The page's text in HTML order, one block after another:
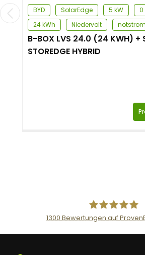
BYD SolarEdge 5 kW
0
24 kWh
Niedervolt
B-BOX LVS 24.0 (24 KWH) +
STOREDGE HYBRID
AceFlex
1300 Bewertungen auf